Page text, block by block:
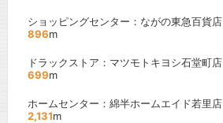
ショッピングセンター：ながの東急百貨店
896m
ドラックストア：マツモトキヨシ石堂町店
699m
ホームセンター：綿半ホームエイド若里店
2,131m